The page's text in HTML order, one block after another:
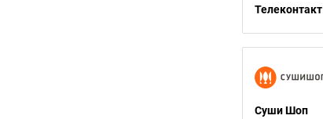
Телеконтакт
Суши Шоп